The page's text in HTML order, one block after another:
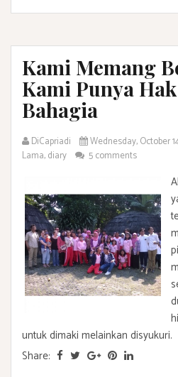
Kami Memang
Kami Punya
Bahagia
DiCapriadi Wednesday, October
Lama,diary 5 comments
untuk dimaki melainkan disyukuri.
Share: